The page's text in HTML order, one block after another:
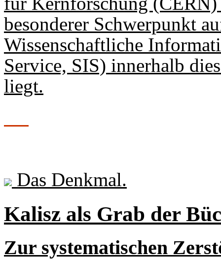
besonderer Schwerpunkt
Wissenschaftliche
Service, SIS) innerhalb
liegt.
Das Denkmal.
Kalisz als Grab der
Zur systematischen